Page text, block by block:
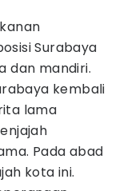
Surabaya
dan mandiri.
kembali
lama
Pada abad
kota ini.